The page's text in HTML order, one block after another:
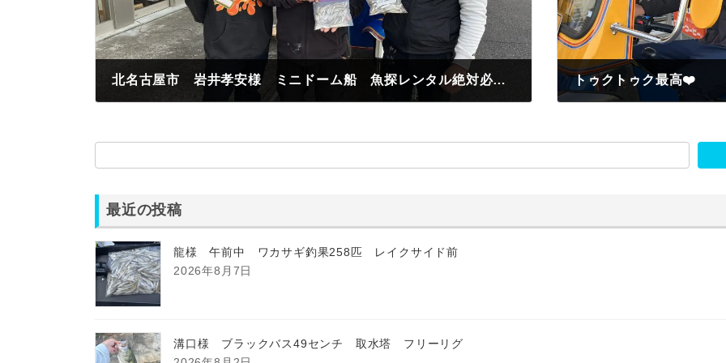
北名古屋市 岩井孝安様 ミニドーム船 魚探レンタル絶対必要 わかさぎ釣果140匹 トゥクトゥク最高❤️
最近の投稿
龍様 午前中 ワカサギ釣果258匹 レイクサイド前
2026年8月7日
溝口様 ブラックバス49センチ 取水塔 フリーリグ